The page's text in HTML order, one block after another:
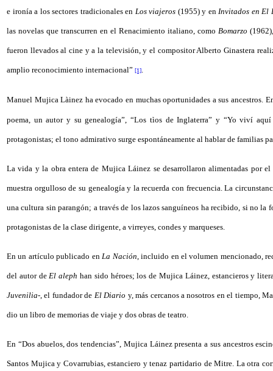
e ironía a los sectores tradicionales en Los viajeros (1955) y enInvitados en El
las novelas que transcurren en el Renacimiento italiano, como Bomarzo
fueron llevados al cine y a la televisión, y el compositor Alberto Ginastera
amplio reconocimiento internacional” [1].
Manuel Mujica Làinez ha evocado en muchas oportunidades a sus ancestros.
poema, un autor y su genealogía”, “Los tìos de Inglaterra” y “Yo viví
protagonistas; el tono admirativo surge espontáneamente al hablar de familias
La vida y la obra entera de Mujica Láinez se desarrollaron alimentadas por
muestra orgulloso de su genealogía y la recuerda con frecuencia. La
una cultura sin parangón; a través de los lazos sanguíneos ha recibido, si no la
protagonistas de la clase dirigente, a virreyes, condes y marqueses.
En un artículo publicado enLa Nación, incluido en el volumen mencionado,
del autor deEl aleph han sido héroes; los de Mujica Láinez, estancieros y
Juvenilia-, el fundador de El Diario y, más cercanos a nosotros en el tiempo,
dio un libro de memorias de viaje y dos obras de teatro.
En “Dos abuelos, dos tendencias”, Mujica Láinez presenta a sus ancestros
Santos Mujica y Covarrubias, estanciero y tenaz partidario de Mitre. La otra